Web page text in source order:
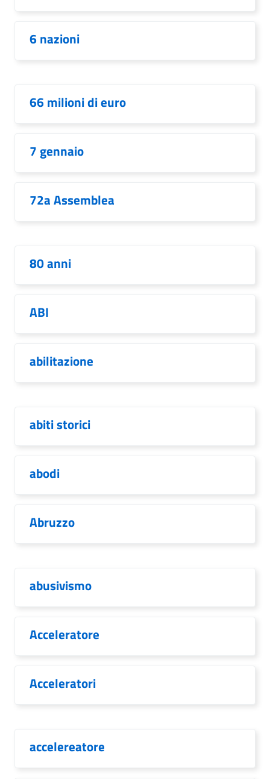
6 nazioni
66 milioni di euro
7 gennaio
72a Assemblea
80 anni
ABI
abilitazione
abiti storici
abodi
Abruzzo
abusivismo
Acceleratore
Acceleratori
accelereatore